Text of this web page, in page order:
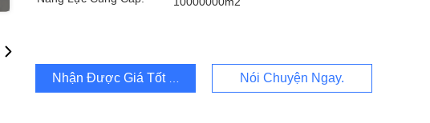
Nhận Được Giá Tốt Nhất Nói Chuyện Ngay.